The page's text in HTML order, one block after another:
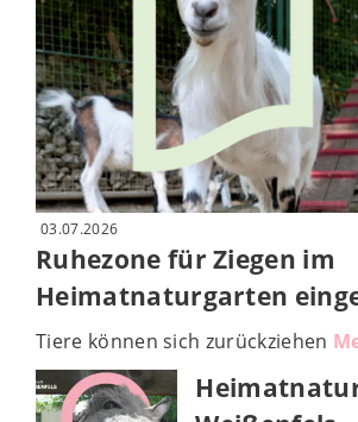
©
03.07.2026
Ruhezone für Ziegen im
Heimatnaturgarten
Tiere können sich zurückziehen